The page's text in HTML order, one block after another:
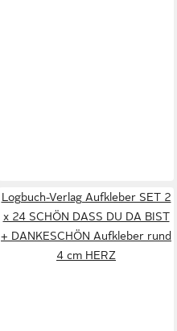
Logbuch-Verlag Aufkleber SET 2
x 24 SCHÖN DASS DU DA BIST
+ DANKESCHÖN Aufkleber rund
4 cm HERZ